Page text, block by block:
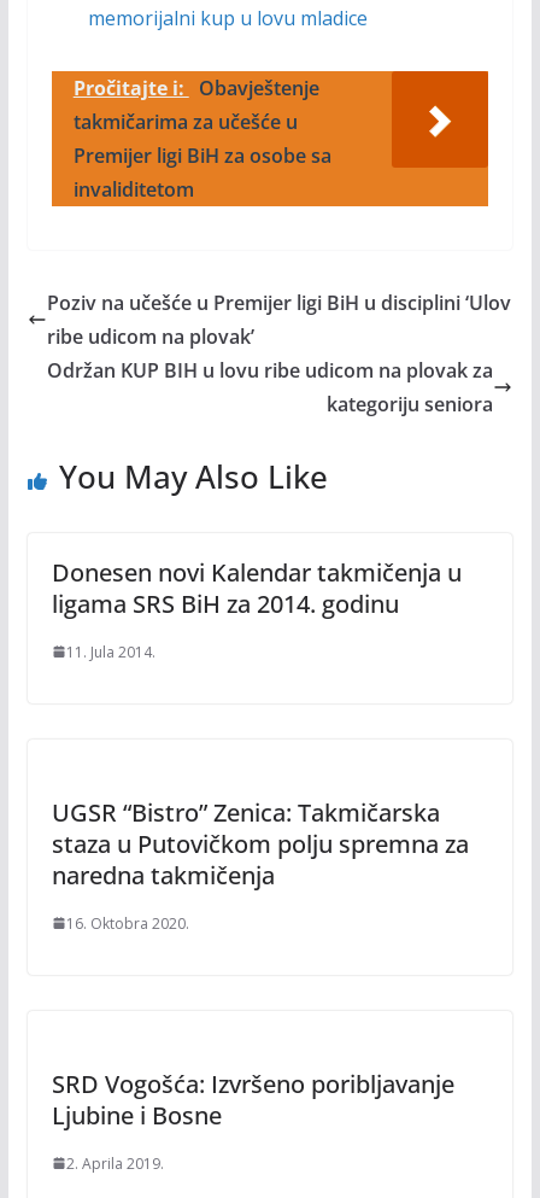
memorijalni kup u lovu mladice
Pročitajte i:
Obavještenje
takmičarima za učešće u
Premijer ligi BiH za osobe sa
invaliditetom
Poziv na učešće u Premijer ligi BiH u disciplini ‘Ulov
ribe udicom na plovak’
Održan KUP BIH u lovu ribe udicom na plovak za
kategoriju seniora
You May Also Like
Donesen novi Kalendar takmičenja u
ligama SRS BiH za 2014. godinu
11. Jula 2014.
UGSR “Bistro” Zenica: Takmičarska
staza u Putovičkom polju spremna za
naredna takmičenja
16. Oktobra 2020.
SRD Vogošća: Izvršeno poribljavanje
Ljubine i Bosne
2. Aprila 2019.